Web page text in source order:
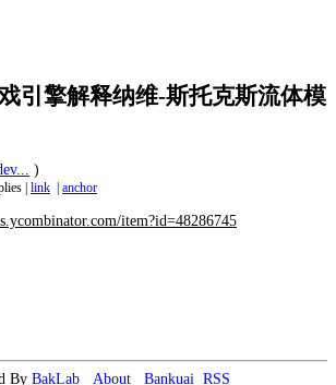
引擎解释纳维-斯托克斯流体模
)
link anchor
item?id=48286745
By BakLab About Bankuai RSS